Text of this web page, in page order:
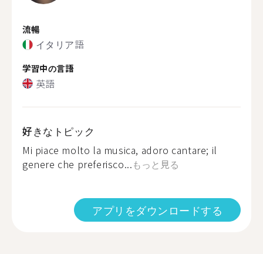
流暢
イタリア語
学習中の言語
英語
好きなトピック
Mi piace molto la musica, adoro cantare; il
genere che preferisco...もっと見る
アプリをダウンロードする